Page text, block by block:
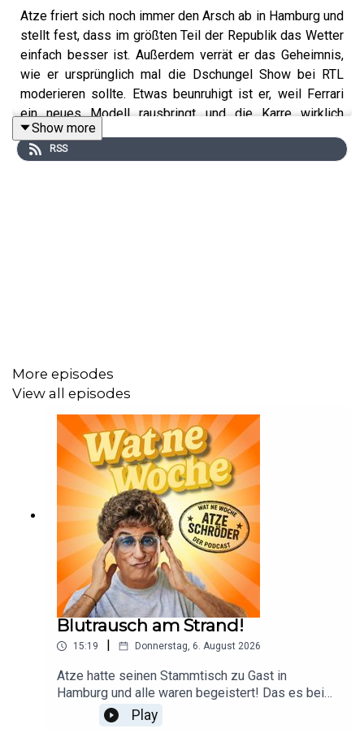
Atze friert sich noch immer den Arsch ab in Hamburg und
stellt fest, dass im größten Teil der Republik das Wetter
einfach besser ist. Außerdem verrät er das Geheimnis,
wie er ursprünglich mal die Dschungel Show bei RTL
moderieren sollte. Etwas beunruhigt ist er, weil Ferrari
ein neues Modell rausbringt und die Karre wirklich
schnell ist. Naja, wenigstens ist heute der offizielle Bob
Marley Day. Da kann man doch erst mal in Ruhe ein
Show more
RSS
More episodes
View all episodes
Blutrausch am Strand!
15:19 Donnerstag, 6. August 2026
Atze hatte seinen Stammtisch zu Gast in
Hamburg und alle waren begeistert! Das es bei
diesem durstigen Gemetzel auch zu Opfern
kommen kann, ist von vornherein mit eingepreist.
Play